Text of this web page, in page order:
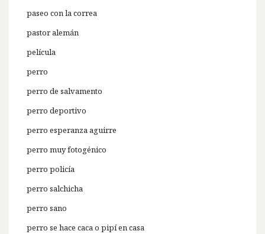
paseo con la correa
pastor alemán
película
perro
perro de salvamento
perro deportivo
perro esperanza aguirre
perro muy fotogénico
perro policía
perro salchicha
perro sano
perro se hace caca o pipí en casa